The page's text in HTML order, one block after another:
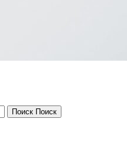
Поиск Поиск